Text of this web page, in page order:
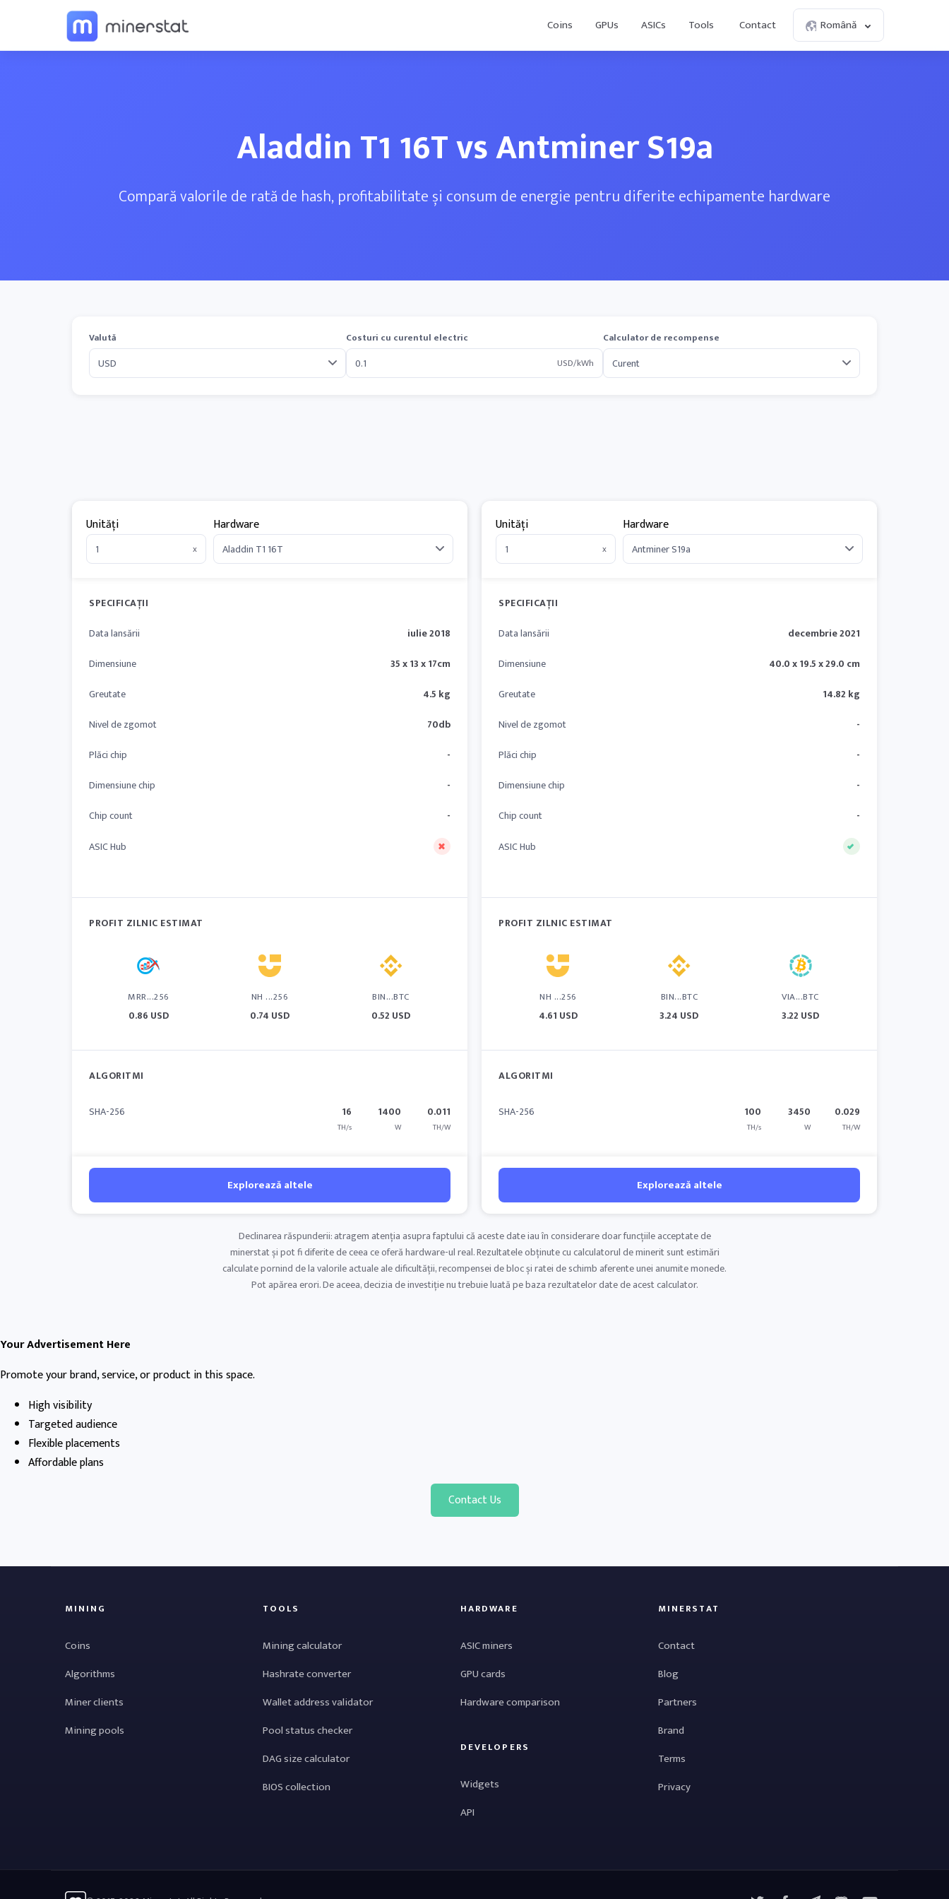
Coins GPUs ASICs Tools Contact Română
Aladdin T1 16T vs Antminer S19a
Compară valorile de rată de hash, profitabilitate și consum de energie pentru diferite echipamente hardware
Valută
Costuri cu curentul electric
USD/kWh
Calculator de recompense
Unități
x
Hardware
SPECIFICAȚII
Data lansării
iulie 2018
Dimensiune
35 x 13 x 17cm
Greutate
4.5 kg
Nivel de zgomot
70db
Plăci chip
-
Dimensiune chip
-
Chip count
-
ASIC Hub
PROFIT ZILNIC ESTIMAT
MRR...256
0.86 USD
NH ...256
0.74 USD
BIN...BTC
0.52 USD
ALGORITMI
SHA-256 16
TH/s
1400
W
0.011
TH/W
Explorează altele
Unități
x
Hardware
SPECIFICAȚII
Data lansării
decembrie 2021
Dimensiune
40.0 x 19.5 x 29.0 cm
Greutate
14.82 kg
Nivel de zgomot
-
Plăci chip
-
Dimensiune chip
-
Chip count
-
ASIC Hub
PROFIT ZILNIC ESTIMAT
NH ...256
4.61 USD
BIN...BTC
3.24 USD
VIA...BTC
3.22 USD
ALGORITMI
SHA-256 100
TH/s
3450
W
0.029
TH/W
Explorează altele
Declinarea răspunderii: atragem atenția asupra faptului că aceste date iau în considerare doar funcțiile acceptate de
minerstat și pot fi diferite de ceea ce oferă hardware-ul real. Rezultatele obținute cu calculatorul de minerit sunt estimări
calculate pornind de la valorile actuale ale dificultății, recompensei de bloc și ratei de schimb aferente unei anumite monede.
Pot apărea erori. De aceea, decizia de investiție nu trebuie luată pe baza rezultatelor date de acest calculator.
Your Advertisement Here
Promote your brand, service, or product in this space.
High visibility
Targeted audience
Flexible placements
Affordable plans
Contact Us
MINING
Coins
Algorithms
Miner clients
Mining pools
TOOLS
Mining calculator
Hashrate converter
Wallet address validator
Pool status checker
DAG size calculator
BIOS collection
HARDWARE
ASIC miners
GPU cards
Hardware comparison
DEVELOPERS
Widgets
API
MINERSTAT
Contact
Blog
Partners
Brand
Terms
Privacy